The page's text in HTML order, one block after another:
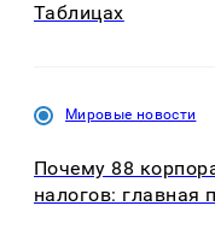
Таблицах
Мировые новости
Почему 88
налогов: главная